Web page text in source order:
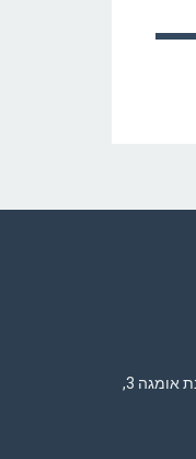
ג'וס פלאס-כמוסות תערובת אומגה 3,